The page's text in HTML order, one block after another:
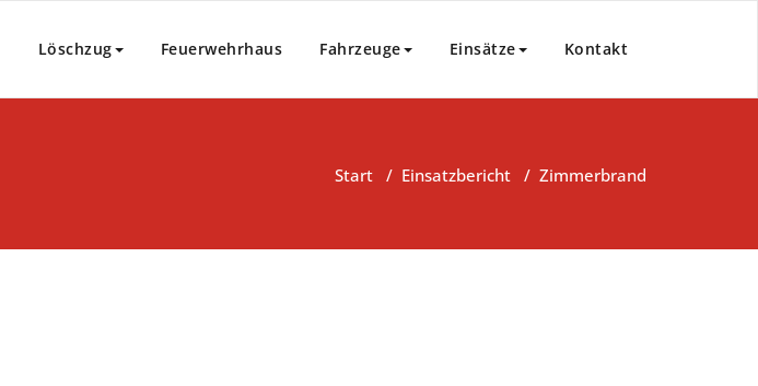
Löschzug Feuerwehrhaus Fahrzeuge Einsätze Kontakt
Start / Einsatzbericht / Zimmerbrand